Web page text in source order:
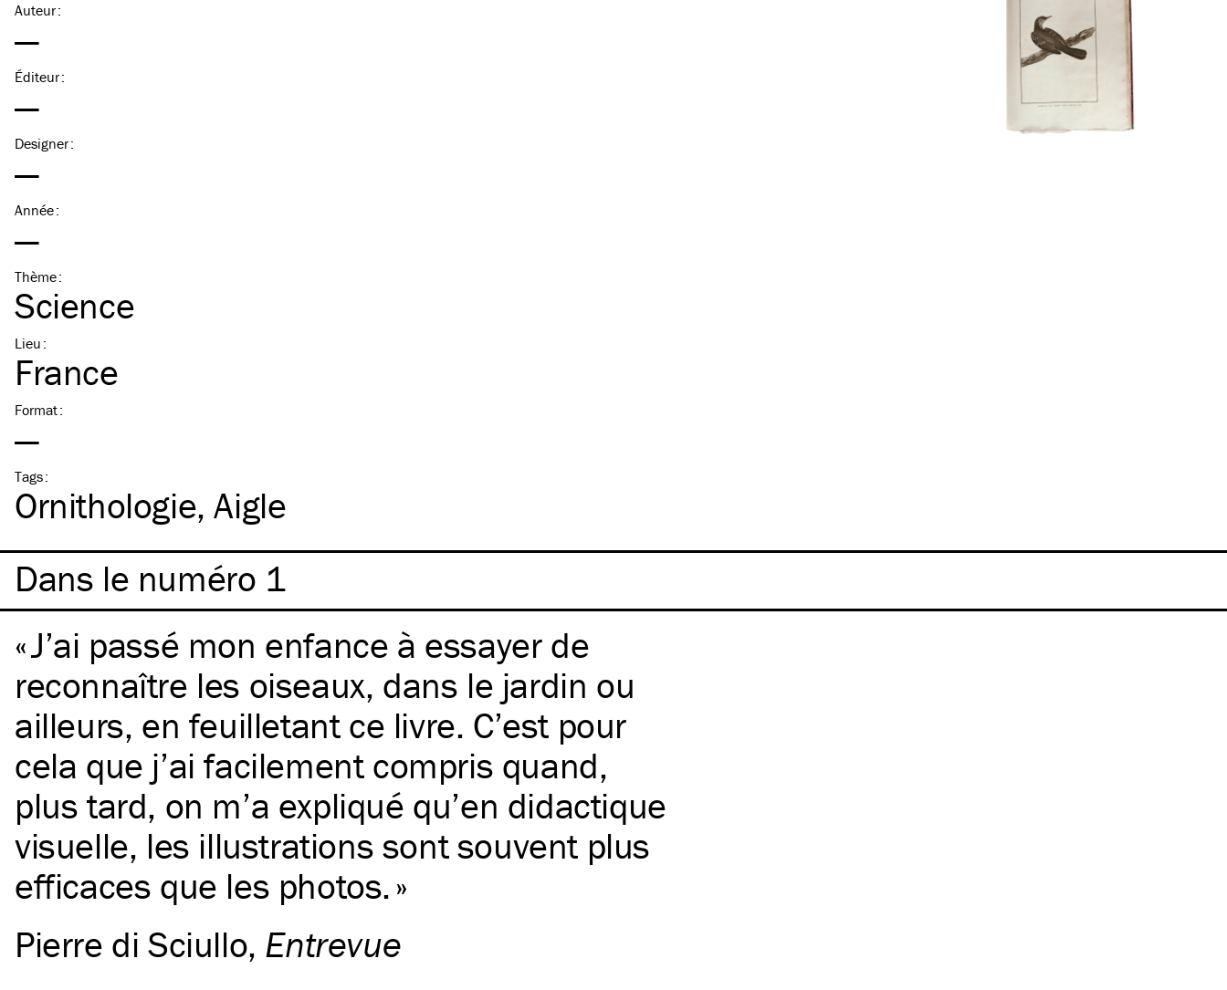
Auteur:
—
Éditeur:
—
Designer:
—
Année:
—
Thème:
Science
Lieu :
France
Format:
—
Tags:
Ornithologie Aigle
Dans le numéro 1
J’ai passé mon enfance à essayer de
reconnaître les oiseaux, dans le jardin ou
ailleurs, en feuilletant ce livre. C’est pour
cela que j’ai facilement compris quand,
plus tard, on m’a expliqué qu’en didactique
visuelle, les illustrations sont souvent plus
efficaces que les photos.
Pierre di Sciullo, Entrevue